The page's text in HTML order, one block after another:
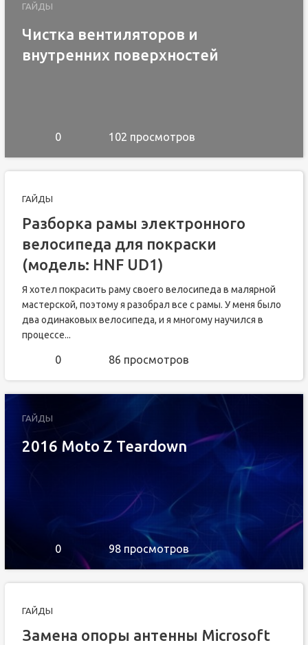
ГАЙДЫ
Чистка вентиляторов и
внутренних поверхностей
0 102 просмотров
ГАЙДЫ
Разборка рамы электронного
велосипеда для покраски
(модель: HNF UD1)
Я хотел покрасить раму своего велосипеда в малярной
мастерской, поэтому я разобрал все с рамы. У меня было
два одинаковых велосипеда, и я многому научился в
процессе...
0 86 просмотров
ГАЙДЫ
2016 Moto Z Teardown
0 98 просмотров
ГАЙДЫ
Замена опоры антенны Microsoft